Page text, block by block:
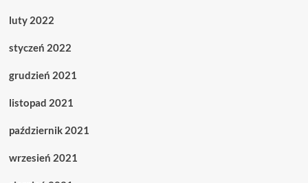
luty 2022
styczeń 2022
grudzień 2021
listopad 2021
październik 2021
wrzesień 2021